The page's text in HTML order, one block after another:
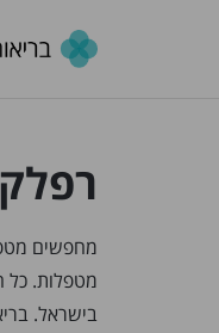
מטפלות. כל
בישראל.